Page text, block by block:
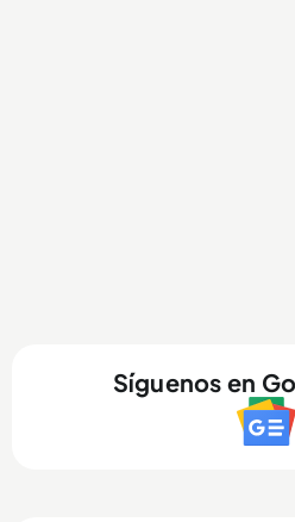
Síguenos en